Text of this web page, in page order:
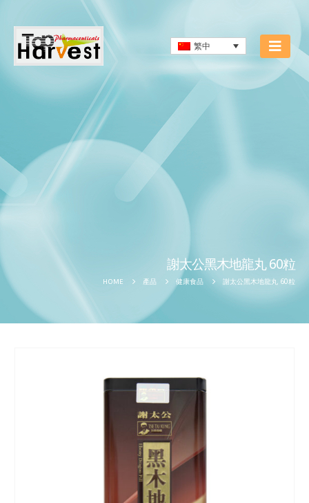
繁中
謝太公黑木地龍丸 60粒
HOME 產品 健康食品 謝太公黑木地龍丸 60粒